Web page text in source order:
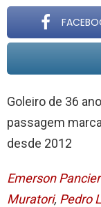
Goleiro de 36
passagem
desde 2012
Emerson
Muratori, Pedro